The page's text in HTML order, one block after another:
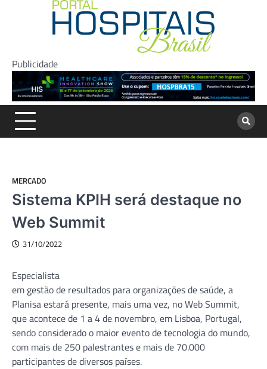
Publicidade
MERCADO
Sistema KPIH será destaque no
Web Summit
31/10/2022
Especialista
em gestão de resultados para organizações de saúde, a
Planisa estará presente, mais uma vez, no Web Summit,
que acontece de 1 a 4 de novembro, em Lisboa, Portugal,
sendo considerado o maior evento de tecnologia do mundo,
com mais de 250 palestrantes e mais de 70.000
participantes de diversos países.